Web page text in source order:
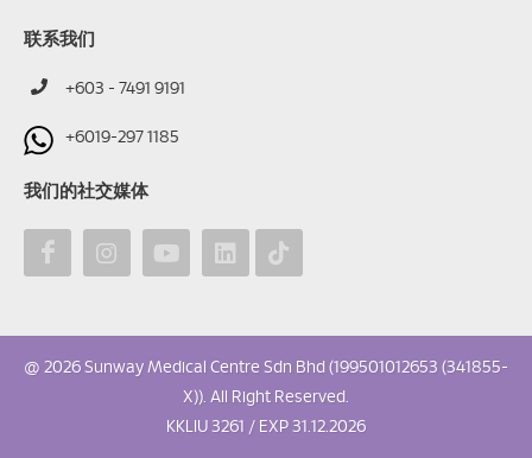
联系我们
+603 - 7491 9191
+6019-297 1185
我们的社交媒体
@ 2026 Sunway Medical Centre Sdn Bhd (199501012653 (341855-
X)). All Right Reserved.
KKLIU 3261 / EXP 31.12.2026